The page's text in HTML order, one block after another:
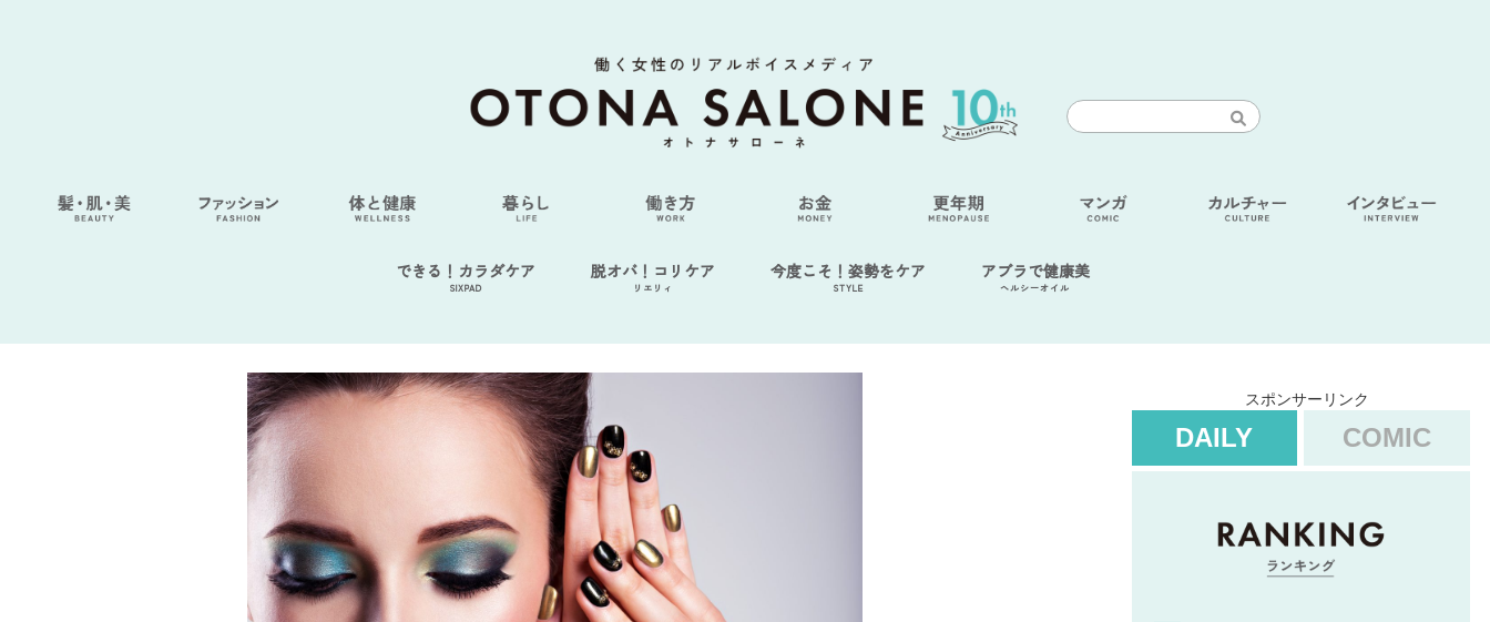
できる！カラダケア
SIXPAD
脱オバ！コリケア
リエリィ
今度こそ！姿勢をケア
STYLE
アブラで健康美
ヘルシーオイル
スポンサーリンク
DAILY COMIC